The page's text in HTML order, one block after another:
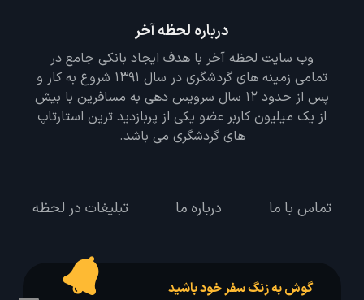
درباره لحظه آخر
وب سایت لحظه آخر با هدف ایجاد بانکی جامع در
تمامی زمینه های گردشگری در سال 1391 شروع به کار و
پس از حدود 12 سال سرویس دهی به مسافرین با بیش
از یک میلیون کاربر عضو یکی از پربازدید ترین استارتاپ
های گردشگری می باشد.
تماس با ما درباره ما تبلیغات در لحظه
گوش به زنگ سفر خود باشید